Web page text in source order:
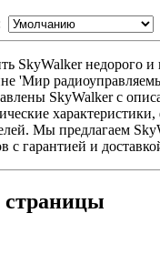
SkyWalker недорого и
'Мир
SkyWalker с
Мы предлагаем
с гарантией и
страницы